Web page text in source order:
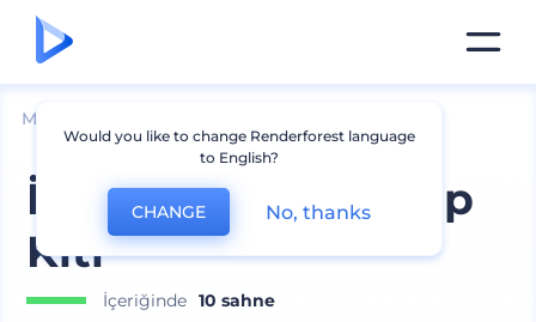
Mockuplar
İlaç Kutusu Mockup
Kiti
İçeriğinde 10 sahne
Would you like to change Renderforest language
to English?
CHANGE No, thanks